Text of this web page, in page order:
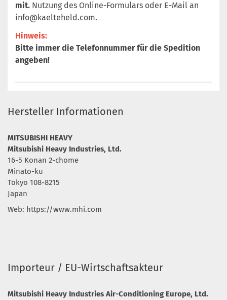
mit. Nutzung des Online-Formulars oder E-Mail an
info@kaelteheld.com.
Hinweis:
Bitte immer die Telefonnummer für die Spedition
angeben!
Hersteller Informationen
MITSUBISHI HEAVY
Mitsubishi Heavy Industries, Ltd.
16-5 Konan 2-chome
Minato-ku
Tokyo 108-8215
Japan
Web: https://www.mhi.com
Importeur / EU-Wirtschaftsakteur
Mitsubishi Heavy Industries Air-Conditioning Europe, Ltd.